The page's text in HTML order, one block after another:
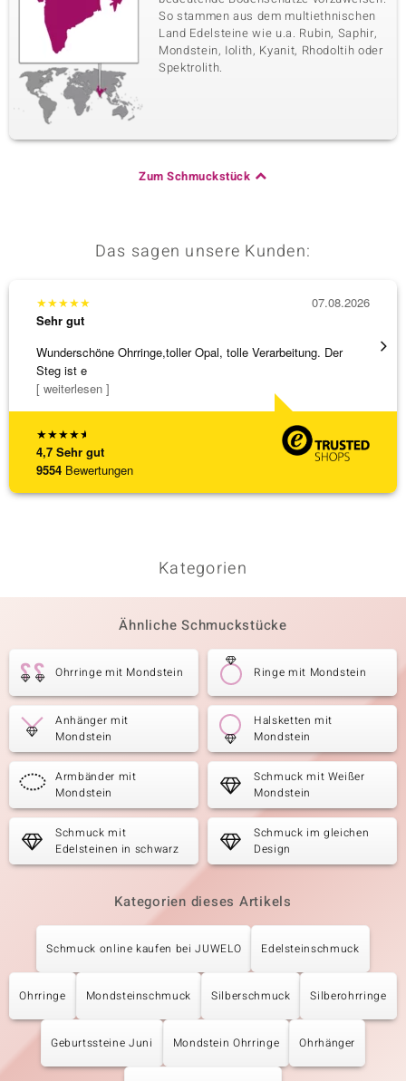
So stammen aus dem multiethnischen
Land Edelsteine wie u.a. Rubin, Saphir,
Mondstein, Iolith, Kyanit, Rhodoltih oder
Spektrolith.
Zum Schmuckstück
Das sagen unsere Kunden:
★★★★★
4,7 Sehr gut
9554 Bewertungen
★★★★★
Sehr gut
Wunderschöne Ohrringe,toller Opal, tolle Verarbeitung. Der
Steg ist e
[ weiterlesen ]
07.08.2026
Kategorien
Ähnliche Schmuckstücke
Ohrringe mit Mondstein Ringe mit Mondstein
Anhänger mit
Mondstein
Halsketten mit
Mondstein
Armbänder mit
Mondstein
Schmuck mit Weißer
Mondstein
Schmuck mit
Edelsteinen in schwarz
Schmuck im gleichen
Design
Kategorien dieses Artikels
Schmuck online kaufen bei JUWELO Edelsteinschmuck
Ohrringe Mondsteinschmuck Silberschmuck Silberohrringe
Geburtssteine Juni Mondstein Ohrringe Ohrhänger